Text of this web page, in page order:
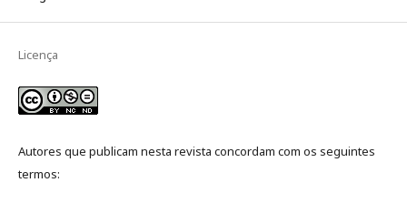
Licença
Autores que publicam nesta revista concordam com os seguintes
termos: